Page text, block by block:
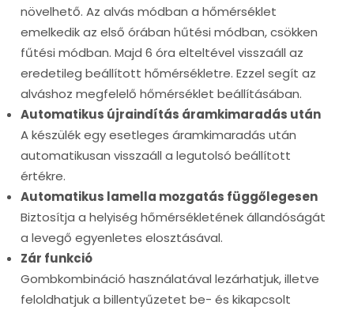
növelhető. Az alvás módban a hőmérséklet
emelkedik az első órában hűtési módban, csökken
fűtési módban. Majd 6 óra elteltével visszaáll az
eredetileg beállított hőmérsékletre. Ezzel segít az
alváshoz megfelelő hőmérséklet beállításában.
Automatikus újraindítás áramkimaradás után
A készülék egy esetleges áramkimaradás után
automatikusan visszaáll a legutolsó beállított
értékre.
Automatikus lamella mozgatás függőlegesen
Biztosítja a helyiség hőmérsékletének állandóságát
a levegő egyenletes elosztásával.
Zár funkció
Gombkombináció használatával lezárhatjuk, illetve
feloldhatjuk a billentyűzetet be- és kikapcsolt